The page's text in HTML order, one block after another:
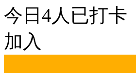
今日 4人已打卡
加入